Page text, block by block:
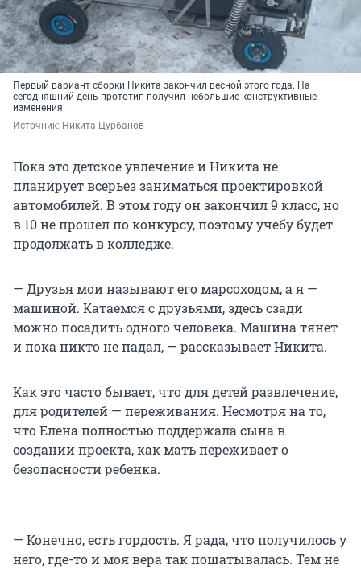
Первый вариант сборки Никита закончил весной этого года. На
сегодняшний день прототип получил небольшие конструктивные
изменения.
Источник: Никита Цурбанов
Пока это детское увлечение и Никита не
планирует всерьез заниматься проектировкой
автомобилей. В этом году он закончил 9 класс, но
в 10 не прошел по конкурсу, поэтому учебу будет
продолжать в колледже.
— Друзья мои называют его марсоходом, а я —
машиной. Катаемся с друзьями, здесь сзади
можно посадить одного человека. Машина тянет
и пока никто не падал, — рассказывает Никита.
Как это часто бывает, что для детей развлечение,
для родителей — переживания. Несмотря на то,
что Елена полностью поддержала сына в
создании проекта, как мать переживает о
безопасности ребенка.
— Конечно, есть гордость. Я рада, что получилось у
него, где-то и моя вера так пошатывалась. Тем не